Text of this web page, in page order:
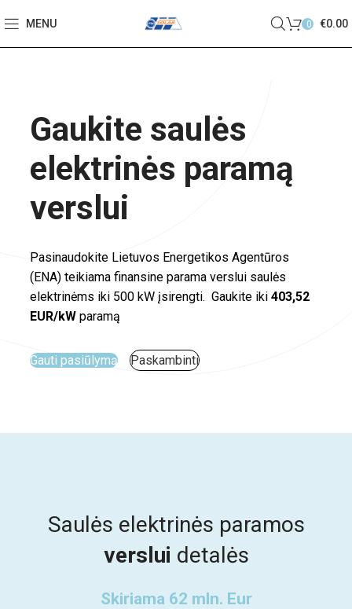
MENU 0 €0.00
Gaukite saulės
elektrinės paramą
verslui​
Pasinaudokite Lietuvos Energetikos Agentūros
(ENA) teikiama finansine parama verslui saulės
elektrinėms iki 500 kW įsirengti. Gaukite iki403,52
EUR/kW paramą
Gauti pasiūlymą Paskambinti
Saulės elektrinės paramos
verslui detalės
Skiriama 62 mln. Eur